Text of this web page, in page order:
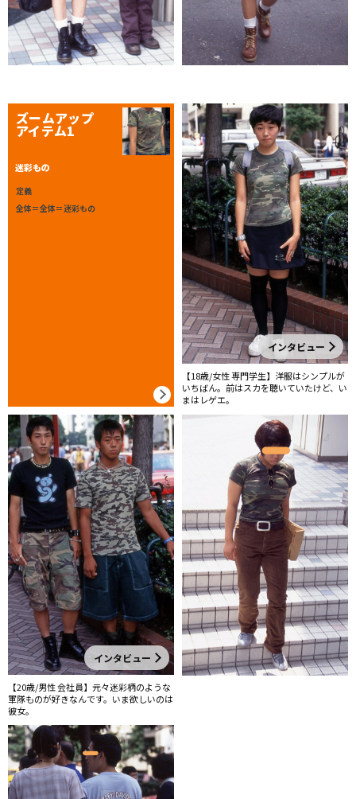
ズームアップ
アイテム1
迷彩もの
定義
全体＝全体＝迷彩もの
インタビュー
【18歳/女性 専門学生】洋服はシンプルが
いちばん。前はスカを聴いていたけど、い
まはレゲエ。
インタビュー
【20歳/男性 会社員】元々迷彩柄のような
軍隊ものが好きなんです。いま欲しいのは
彼女。